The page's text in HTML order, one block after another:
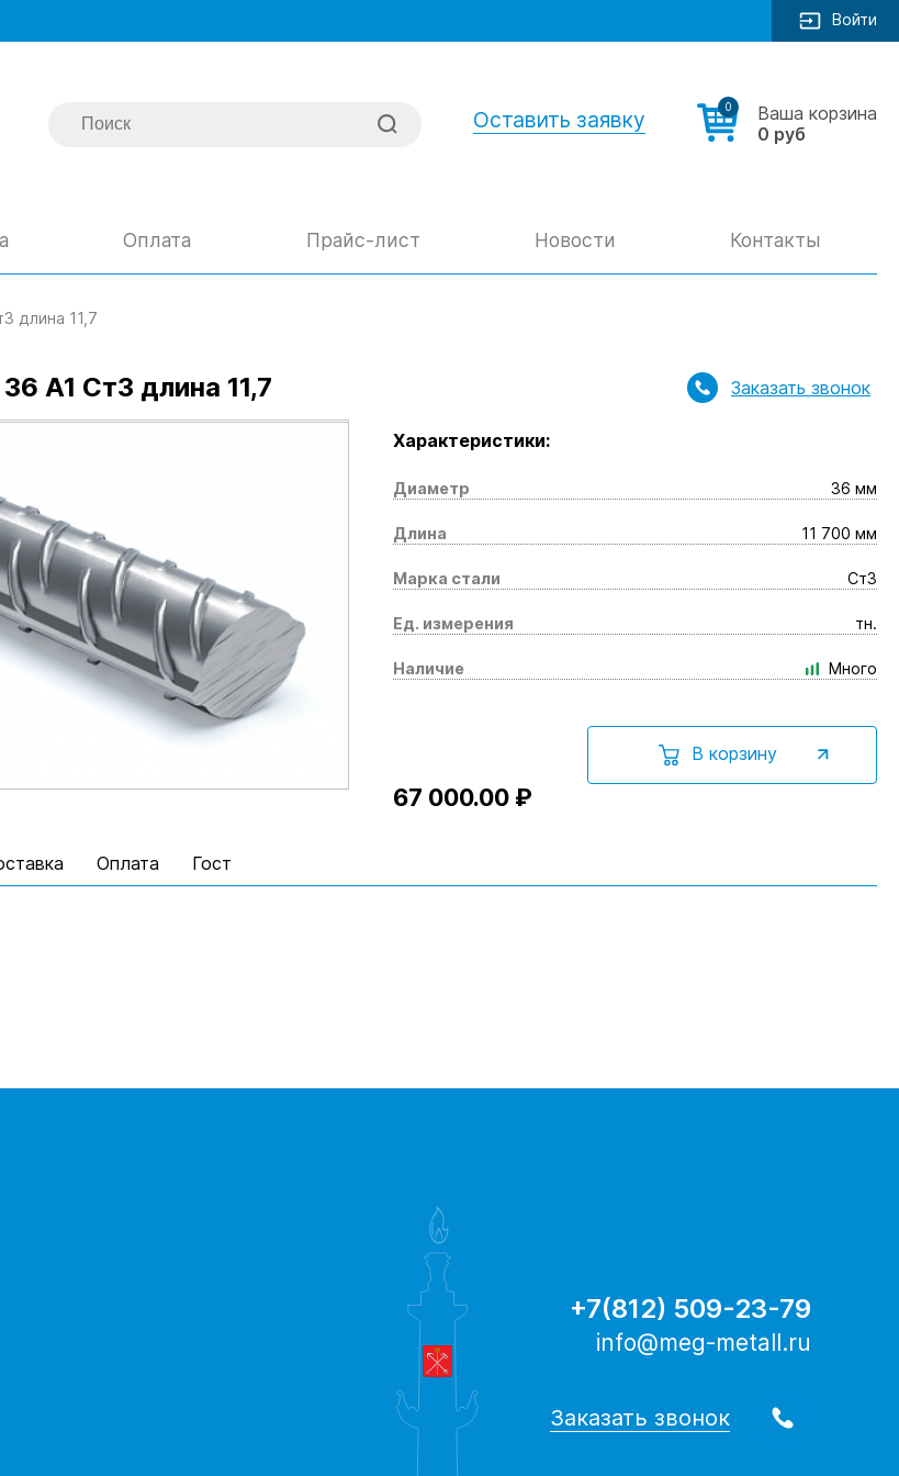
Войти
Оставить заявку 0
Ваша корзина
0 руб
Оплата Прайс-лист Новости Контакты
длина 11,7
А1 Ст3 длина 11,7
Характеристики:
Диаметр 36 мм
Длина 11 700 мм
Марка стали Ст3
Ед. измерения тн.
Наличие Много
В корзину
67 000.00 ₽
Заказать звонок
Оплата Гост
+7(812) 509-23-79
info@meg-metall.ru
Заказать звонок